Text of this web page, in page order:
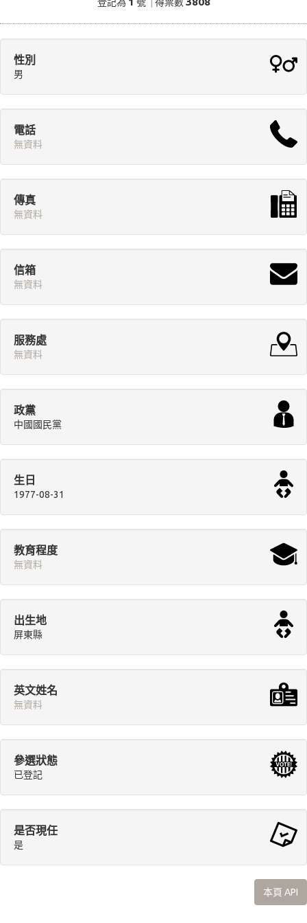
性別
男
電話
無資料
傳真
無資料
信箱
無資料
服務處
無資料
政黨
中國國民黨
生日
1977-08-31
教育程度
無資料
出生地
屏東縣
英文姓名
無資料
參選狀態
已登記
是否現任
是
本頁 API